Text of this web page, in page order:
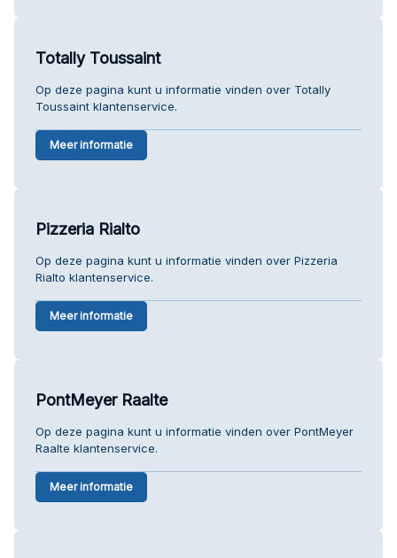
Totally Toussaint
Op deze pagina kunt u informatie vinden over Totally
Toussaint klantenservice.
Meer informatie
Pizzeria Rialto
Op deze pagina kunt u informatie vinden over Pizzeria
Rialto klantenservice.
Meer informatie
PontMeyer Raalte
Op deze pagina kunt u informatie vinden over PontMeyer
Raalte klantenservice.
Meer informatie